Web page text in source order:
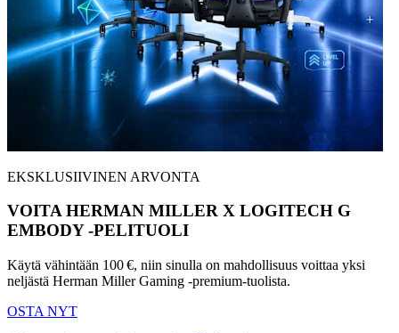
EKSKLUSIIVINEN ARVONTA
VOITA HERMAN MILLER X LOGITECH G
EMBODY -PELITUOLI
Käytä vähintään 100 €, niin sinulla on mahdollisuus voittaa yksi
neljästä Herman Miller Gaming -premium-tuolista.
OSTA NYT